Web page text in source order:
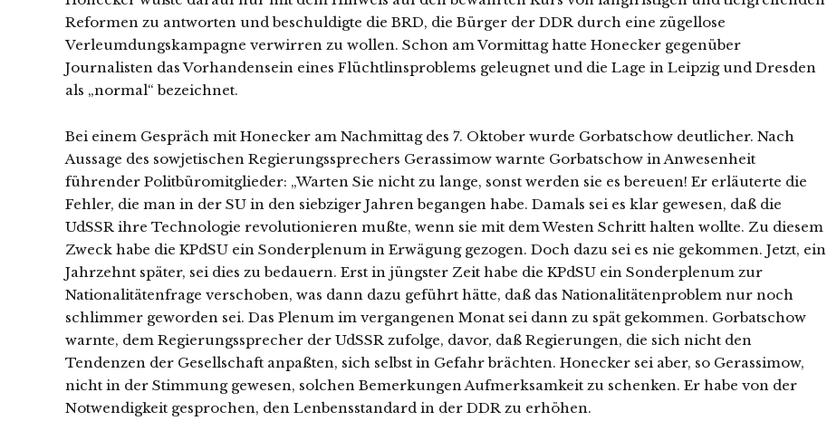
Reformen zu antworten und beschuldigte die BRD, die Bürger der DDR durch eine zügellose
Verleumdungskampagne verwirren zu wollen. Schon am Vormittag hatte Honecker gegenüber
Journalisten das Vorhandensein eines Flüchtlinsproblems geleugnet und die Lage in Leipzig und Dresden
als „normal“ bezeichnet.
Bei einem Gespräch mit Honecker am Nachmittag des 7. Oktober wurde Gorbatschow deutlicher. Nach
Aussage des sowjetischen Regierungssprechers Gerassimow warnte Gorbatschow in Anwesenheit
führender Politbüromitglieder: „Warten Sie nicht zu lange, sonst werden sie es bereuen! Er erläuterte die
Fehler, die man in der SU in den siebziger Jahren begangen habe. Damals sei es klar gewesen, daß die
UdSSR ihre Technologie revolutionieren mußte, wenn sie mit dem Westen Schritt halten wollte. Zu diesem
Zweck habe die KPdSU ein Sonderplenum in Erwägung gezogen. Doch dazu sei es nie gekommen. Jetzt, ein
Jahrzehnt später, sei dies zu bedauern. Erst in jüngster Zeit habe die KPdSU ein Sonderplenum zur
Nationalitätenfrage verschoben, was dann dazu geführt hätte, daß das Nationalitätenproblem nur noch
schlimmer geworden sei. Das Plenum im vergangenen Monat sei dann zu spät gekommen. Gorbatschow
warnte, dem Regierungssprecher der UdSSR zufolge, davor, daß Regierungen, die sich nicht den
Tendenzen der Gesellschaft anpaßten, sich selbst in Gefahr brächten. Honecker sei aber, so Gerassimow,
nicht in der Stimmung gewesen, solchen Bemerkungen Aufmerksamkeit zu schenken. Er habe von der
Notwendigkeit gesprochen, den Lenbensstandard in der DDR zu erhöhen.